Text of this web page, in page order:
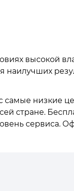
высокой
наилучших
самые низкие
стране.
сервиса.